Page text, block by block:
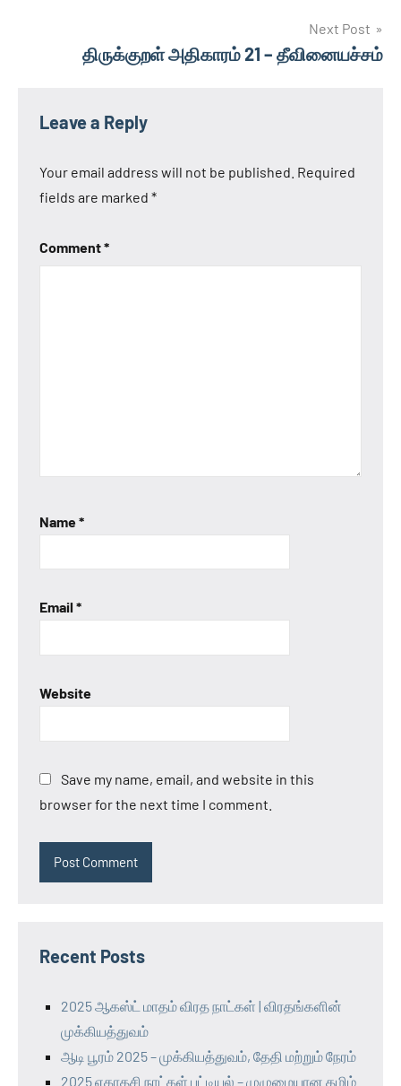
Next Post
திருக்குறள் அதிகாரம் 21 – தீவினையச்சம்
Leave a Reply
Your email address will not be published. Required
fields are marked *
Comment*
Name*
Email *
Website
Save my name, email, and website in this
browser for the next time I comment.
Recent Posts
2025 ஆகஸ்ட் மாதம் விரத நாட்கள் | விரதங்களின்
முக்கியத்துவம்
ஆடி பூரம் 2025 – முக்கியத்துவம், தேதி மற்றும் நேரம்
2025 ஏகாதசி நாட்கள் பட்டியல் – முழுமையான தமிழ்